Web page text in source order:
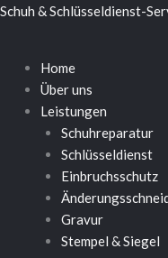
Zum
Schuh & Schlüsseldienst-
Menü
Home
Über uns
Leistungen
Schuhreparatur
Schlüsseldienst
Einbruchsschutz
Gravur
Stempel & Siegel
Schuhreparatur
Ihre Lieblingsschuhe wie neu
Professionelle
Ob City-Schnürer, elegante
unserer Hamburger
in Bestform. Mit
reparieren wir abgelaufene
Absätze. Unsere
optische Aufwertung,
Tragekomfort wieder her.